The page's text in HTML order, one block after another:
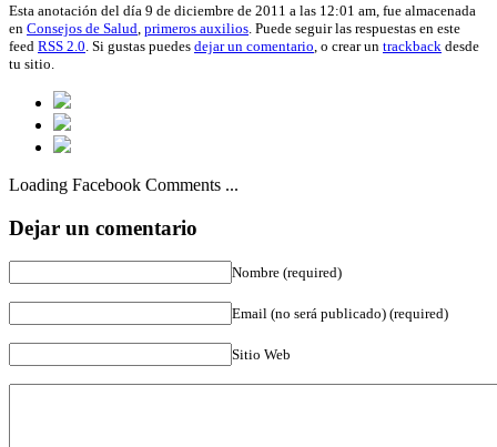
Esta anotación del día 9 de diciembre de 2011 a las 12:01 am, fue almacenada
en Consejos de Salud primeros auxilios . Puede seguir las respuestas en este
feed RSS 2.0 . Si gustas puedes dejar un comentario , o crear un trackback desde
tu sitio.
Loading Facebook Comments ...
Dejar un comentario
Nombre (required)
Email (no será publicado) (required)
Sitio Web